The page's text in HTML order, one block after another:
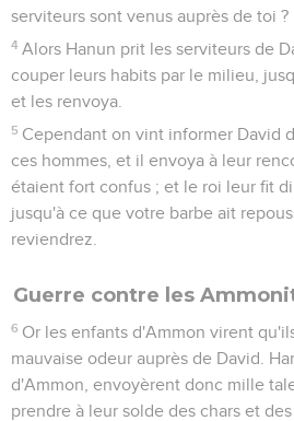
serviteurs sont venus auprès de toi ?
4 Alors Hanun prit les serviteurs de
couper leurs habits par le milieu,
et les renvoya.
5 Cependant on vint informer David
ces hommes, et il envoya à leur
étaient fort confus ; et le roi leur fit
jusqu'à ce que votre barbe ait
reviendrez.
Guerre contre les
6 Or les enfants d'Ammon virent
mauvaise odeur auprès de David.
d'Ammon, envoyèrent donc mille
prendre à leur solde des chars et